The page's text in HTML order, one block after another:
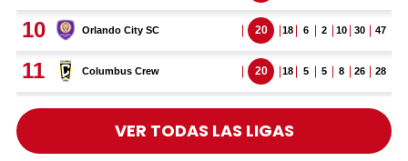
VER TODAS LAS LIGAS